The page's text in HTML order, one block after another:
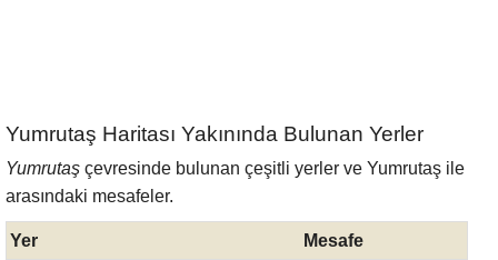
Yumrutaş Haritası Yakınında Bulunan Yerler
Yumrutaş çevresinde bulunan çeşitli yerler ve Yumrutaş ile
arasındaki mesafeler.
Yer
Mesafe